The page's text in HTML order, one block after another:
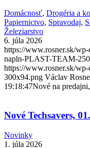
Domácnosť, Drogéria a
Papiernictvo, Spravodaj,
Železiarstvo
6. júla 2026
https://www.rosner.sk/
napln-PLAST-TEAM-
https://www.rosner.sk/
300x94.png Václav
19:18:47Nové na
Nové Techsavers,
Novinky
1. júla 2026